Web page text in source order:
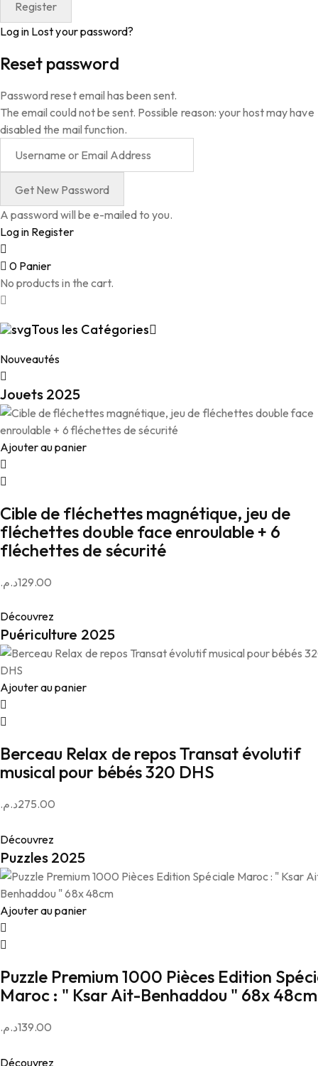
Log in Lost your password?
Reset password
Password reset email has been sent.
The email could not be sent. Possible reason: your host may have
disabled the mail function.
A password will be e-mailed to you.
Log in Register
0 Panier
No products in the cart.
Tous les Catégories
Nouveautés
Jouets 2025
Ajouter au panier
Cible de fléchettes magnétique, jeu de
fléchettes double face enroulable + 6
fléchettes de sécurité
129.00د.م.
Découvrez
Puériculture 2025
Ajouter au panier
Berceau Relax de repos Transat évolutif
musical pour bébés 320 DHS
275.00د.م.
Découvrez
Puzzles 2025
Ajouter au panier
Puzzle Premium 1000 Pièces Edition
Maroc : " Ksar Ait-Benhaddou " 68x 48cm
139.00د.م.
Découvrez